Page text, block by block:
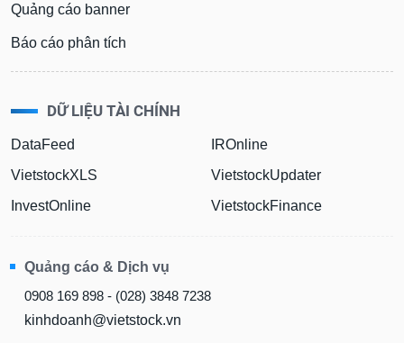
Quảng cáo banner
Báo cáo phân tích
DỮ LIỆU TÀI CHÍNH
DataFeed
VietstockXLS
InvestOnline
IROnline
VietstockUpdater
VietstockFinance
Quảng cáo & Dịch vụ
0908 169 898 - (028) 3848 7238
kinhdoanh@vietstock.vn